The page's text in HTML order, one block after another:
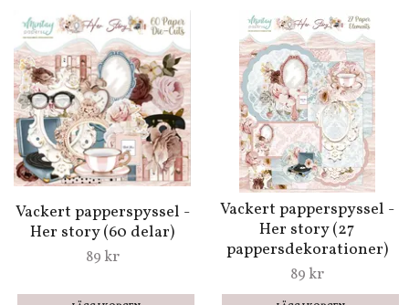
Vackert papperspyssel -
Her story (60 delar)
89 kr
Vackert papperspyssel -
Her story (27
pappersdekorationer)
89 kr